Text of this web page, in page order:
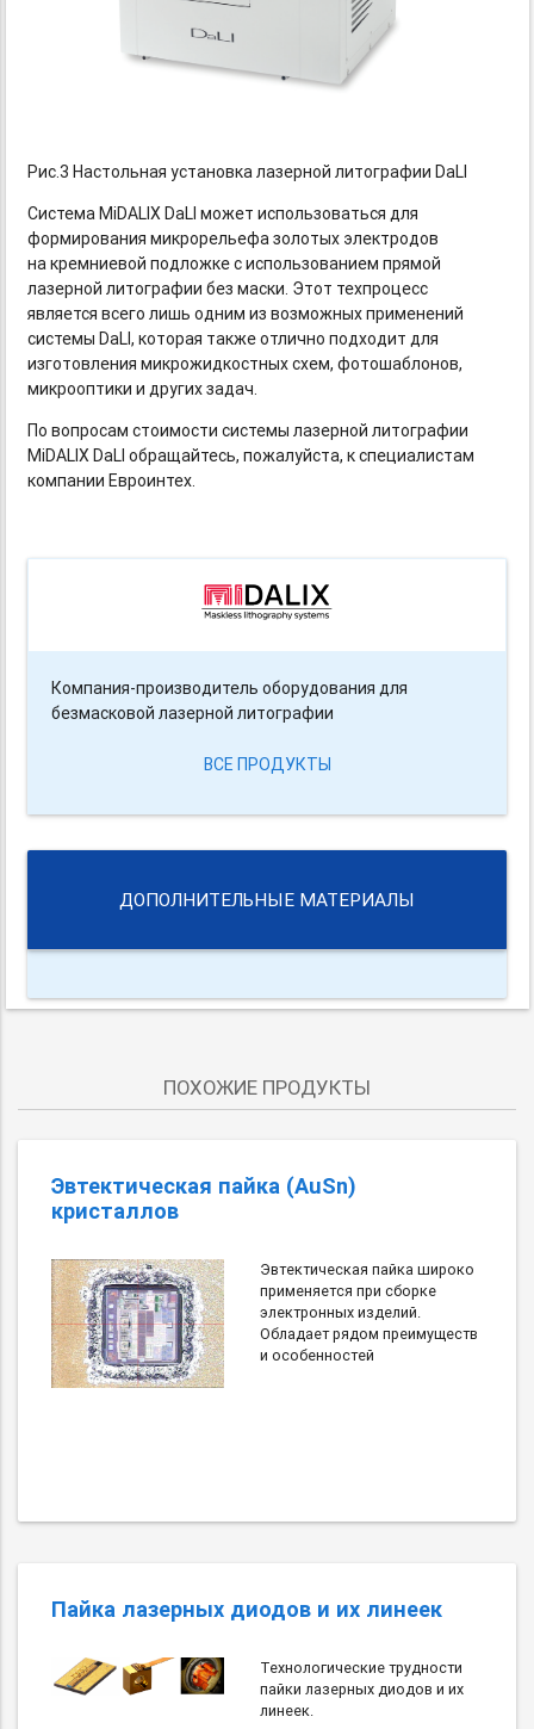
Рис.3 Настольная установка лазерной литографии DaLI
Система MiDALIX DaLI может использоваться для
формирования микрорельефа золотых электродов
на кремниевой подложке с использованием прямой
лазерной литографии без маски. Этот техпроцесс
является всего лишь одним из возможных применений
системы DaLI, которая также отлично подходит для
изготовления микрожидкостных схем, фотошаблонов,
микрооптики и других задач.
По вопросам стоимости системы лазерной литографии
MiDALIX DaLI обращайтесь, пожалуйста, к специалистам
компании Евроинтех.
Компания-производитель оборудования для
безмасковой лазерной литографии
ВСЕ ПРОДУКТЫ
ДОПОЛНИТЕЛЬНЫЕ МАТЕРИАЛЫ
ПОХОЖИЕ ПРОДУКТЫ
Эвтектическая пайка (AuSn)
кристаллов
Эвтектическая пайка широко
применяется при сборке
электронных изделий.
Обладает рядом преимуществ
и особенностей
Пайка лазерных диодов и их линеек
Технологические трудности
пайки лазерных диодов и их
линеек.